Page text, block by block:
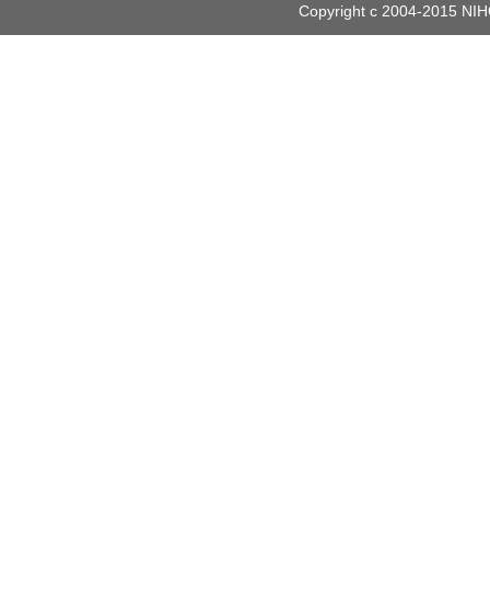
Copyright c 2004-2015